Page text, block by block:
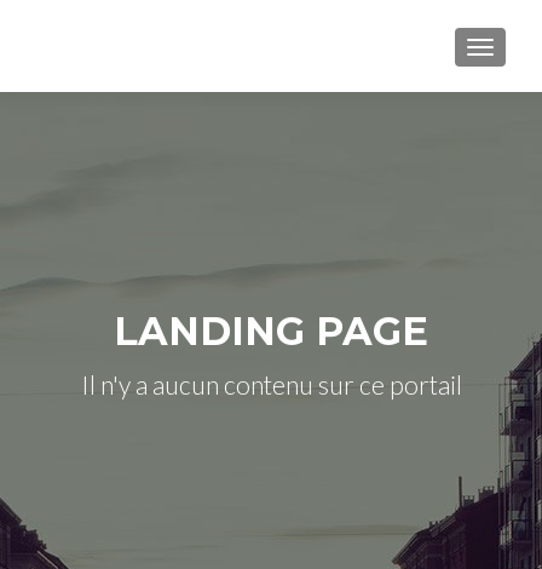
LANDING PAGE
Il n'y a aucun contenu sur ce portail